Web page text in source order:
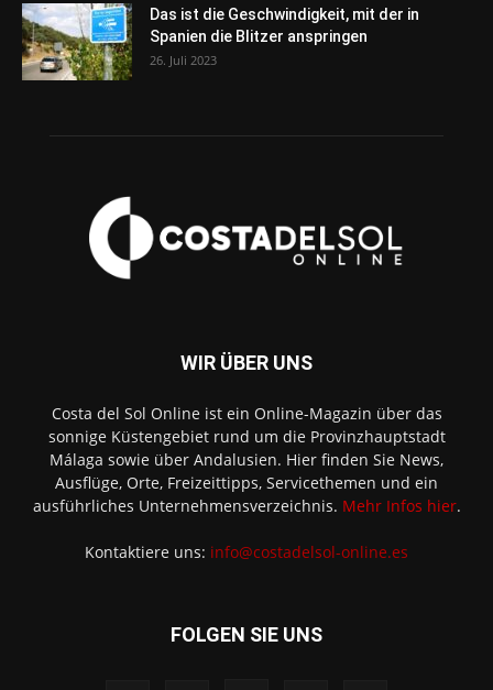
Das ist die Geschwindigkeit, mit der in
Spanien die Blitzer anspringen
26. Juli 2023
WIR ÜBER UNS
Costa del Sol Online ist ein Online-Magazin über das
sonnige Küstengebiet rund um die Provinzhauptstadt
Málaga sowie über Andalusien. Hier finden Sie News,
Ausflüge, Orte, Freizeittipps, Servicethemen und ein
ausführliches Unternehmensverzeichnis. Mehr Infos hier.
Kontaktiere uns: info@costadelsol-online.es
FOLGEN SIE UNS